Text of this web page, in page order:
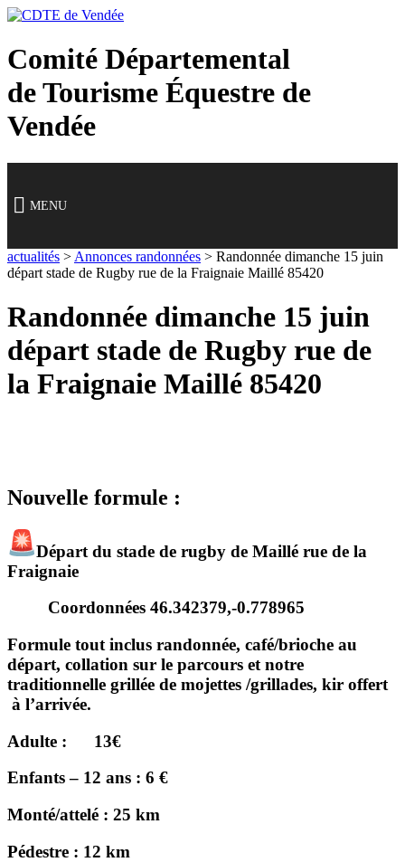
Comité Départemental
de Tourisme Équestre de
Vendée
MENU
actualités > Annonces randonnées > Randonnée dimanche 15 juin
départ stade de Rugby rue de la Fraignaie Maillé 85420
Randonnée dimanche 15 juin
départ stade de Rugby rue de
la Fraignaie Maillé 85420
Nouvelle formule :
Départ du stade de rugby de Maillé rue de la
Fraignaie
Coordonnées 46.342379,-0.778965
Formule tout inclus randonnée, café/brioche au
départ, collation sur le parcours et notre
traditionnelle grillée de mojettes /grillades, kir offert
à l’arrivée.
Adulte : 13€
Enfants – 12 ans : 6 €
Monté/attelé : 25 km
Pédestre : 12 km
Panneau de gestion des cookies